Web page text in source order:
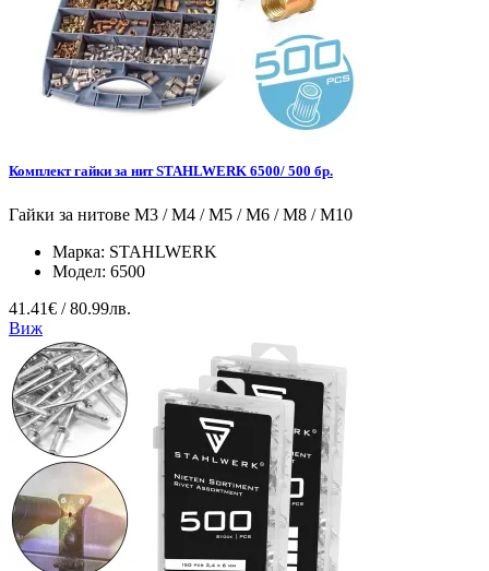
Комплект гайки за нит STAHLWERK 6500/ 500 бр.
Гайки за нитове M3 / M4 / M5 / M6 / M8 / M10
Марка: STAHLWERK
Модел: 6500
41.41€ / 80.99лв.
Виж